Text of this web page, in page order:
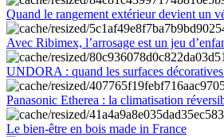
Quand le rangement extérieur devient un
Avec Ribimex, l’arrosage est un jeu
UNDORA : quand les surfaces
Panasonic Etherea : la climatisation
Le bien-être en bois made in France